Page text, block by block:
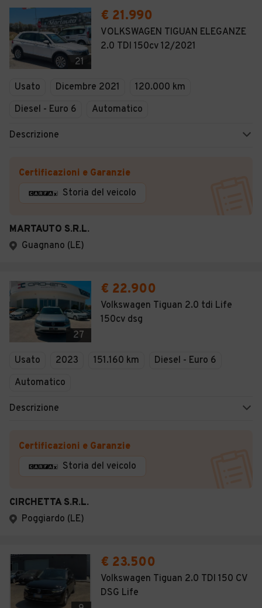
21
€ 21.990
VOLKSWAGEN TIGUAN ELEGANZE
2.0 TDI 150cv 12/2021
Usato Dicembre 2021
120.000 km
Diesel - Euro 6
Automatico
Descrizione
Certificazioni e Garanzie
Storia del veicolo
MARTAUTO S.R.L.
Guagnano (LE)
27
€ 22.900
Volkswagen Tiguan 2.0 tdi Life
150cv dsg
Usato 2023 151.160 km
Diesel - Euro 6
Automatico
Descrizione
Certificazioni e Garanzie
Storia del veicolo
CIRCHETTA S.R.L.
Poggiardo (LE)
€ 23.500
Volkswagen Tiguan 2.0 TDI 150 CV
DSG Life